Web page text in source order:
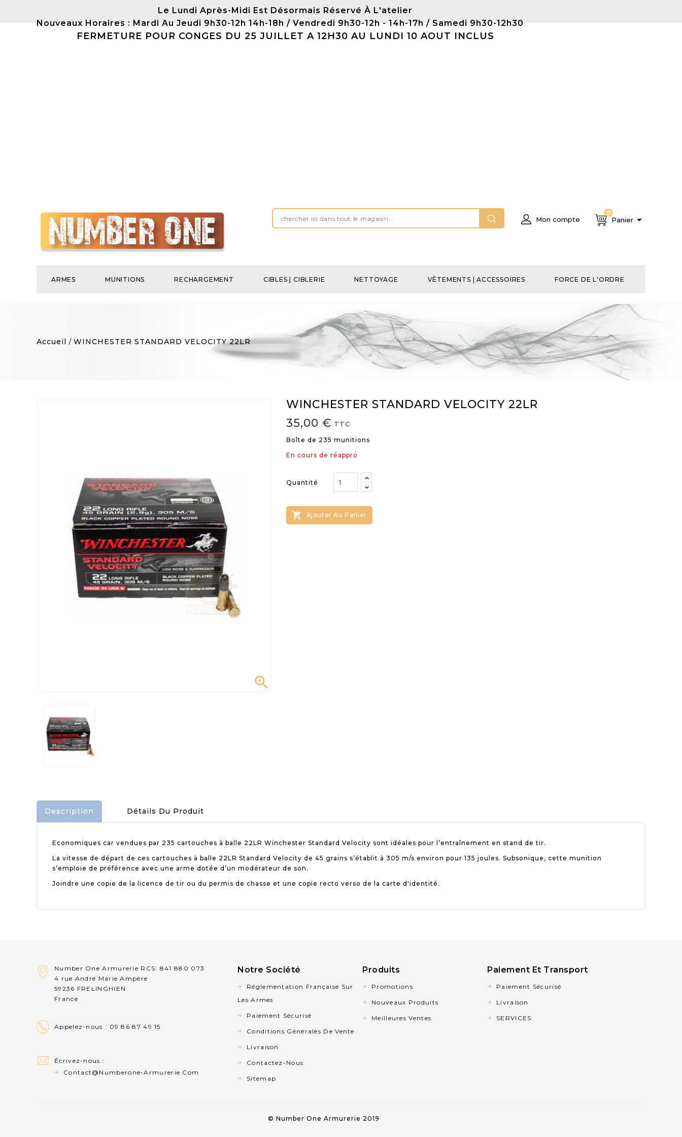
Le Lundi Après-Midi Est Désormais Réservé À L'atelier
Nouveaux Horaires : Mardi Au Jeudi 9h30-12h 14h-18h / Vendredi 9h30-12h - 14h-17h / Samedi 9h30-12h30
FERMETURE POUR CONGES DU 25 JUILLET A 12H30 AU LUNDI 10 AOUT INCLUS
0
Panier 
Mon compte
ARMES MUNITIONS RECHARGEMENT CIBLES | CIBLERIE NETTOYAGE VÊTEMENTS | ACCESSOIRES FORCE DE L'ORDRE
Accueil WINCHESTER STANDARD VELOCITY 22LR

WINCHESTER STANDARD VELOCITY 22LR
35,00 € TTC
Boîte de 235 munitions
En cours de réappro
Quantité
 Ajouter Au Panier
Description Détails Du Produit
Economiques car vendues par 235 cartouches à balle 22LR Winchester Standard Velocity sont idéales pour l’entraînement en stand de tir.
La vitesse de départ de ces cartouches à balle 22LR Standard Velocity de 45 grains s’établit à 305 m/s environ pour 135 joules. Subsonique, cette munition
s’emploie de préférence avec une arme dotée d’un modérateur de son.
Joindre une copie de la licence de tir ou du permis de chasse et une copie recto verso de la carte d'identité.
Number One Armurerie RCS: 841 880 073
4 rue André Marie Ampère
59236 FRELINGHIEN
France
Appelez-nous : 09 86 87 49 15
Écrivez-nous :
Contact@numberone-Armurerie.com
Notre Société
Réglementation Française Sur
Les Armes
Paiement Sécurisé
Conditions Générales De Vente
Livraison
Contactez-Nous
Sitemap
Produits
Promotions
Nouveaux Produits
Meilleures Ventes
Paiement Et Transport
Paiement Sécurisé
Livraison
SERVICES
© Number One Armurerie 2019